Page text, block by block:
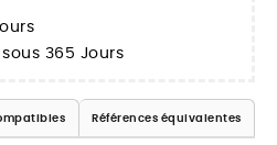
365 Jours
Références équivalentes